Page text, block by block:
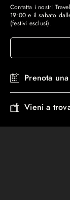
Contatta i nostri
19:00 e il sabato
(festivi esclusi).
Prenota
Vieni a